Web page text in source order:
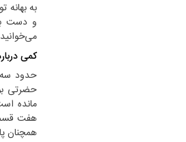
به
و دست
کمی
حدود سه
حضرتی
مانده
هفت
همچنان پابرجاست و از